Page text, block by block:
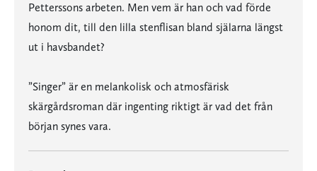
Petterssons arbeten. Men vem är han och vad förde
honom dit, till den lilla stenflisan bland själarna längst
ut i havsbandet?
”Singer” är en melankolisk och atmosfärisk
skärgårdsroman där ingenting riktigt är vad det från
början synes vara.